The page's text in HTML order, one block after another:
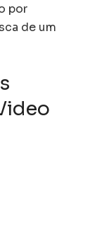
por
de um